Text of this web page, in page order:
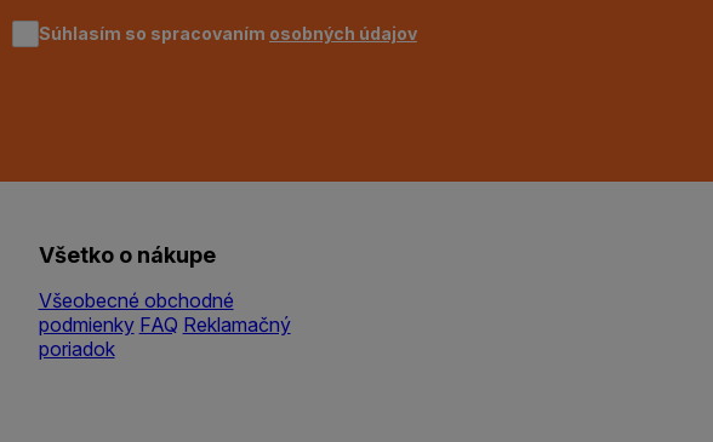
Súhlasím so spracovaním osobných údajov
Všetko o nákupe
Všeobecné obchodné
podmienky FAQ Reklamačný
poriadok